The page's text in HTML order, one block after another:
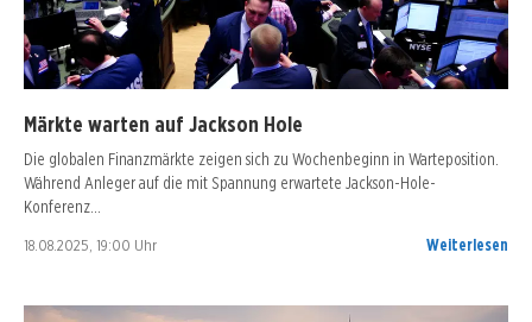
Märkte warten auf Jackson Hole
Die globalen Finanzmärkte zeigen sich zu Wochenbeginn in Warteposition.
Während Anleger auf die mit Spannung erwartete Jackson-Hole-
Konferenz…
18.08.2025, 19:00 Uhr Weiterlesen